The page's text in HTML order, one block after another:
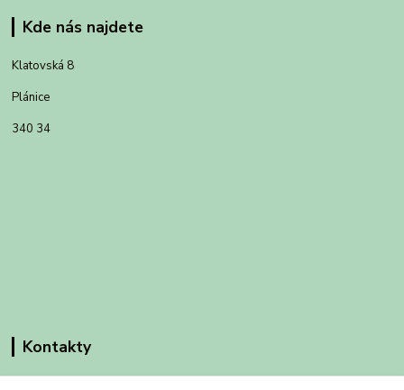
Kde nás najdete
Klatovská 8
Plánice
340 34
Kontakty